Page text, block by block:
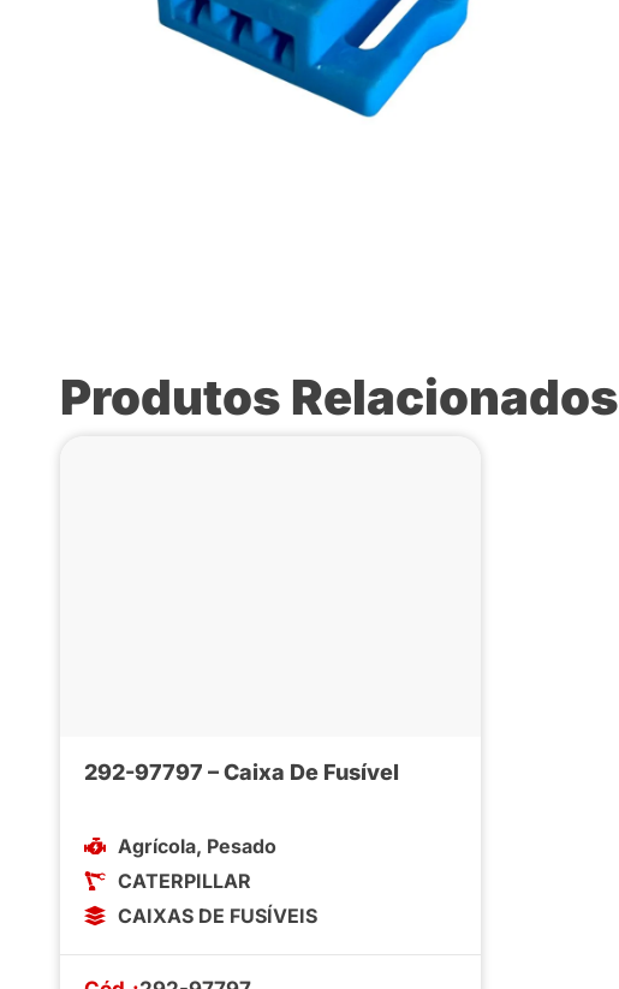
Produtos Relacionados
292-97797 – Caixa De Fusível
Agrícola, Pesado
CATERPILLAR
CAIXAS DE FUSÍVEIS